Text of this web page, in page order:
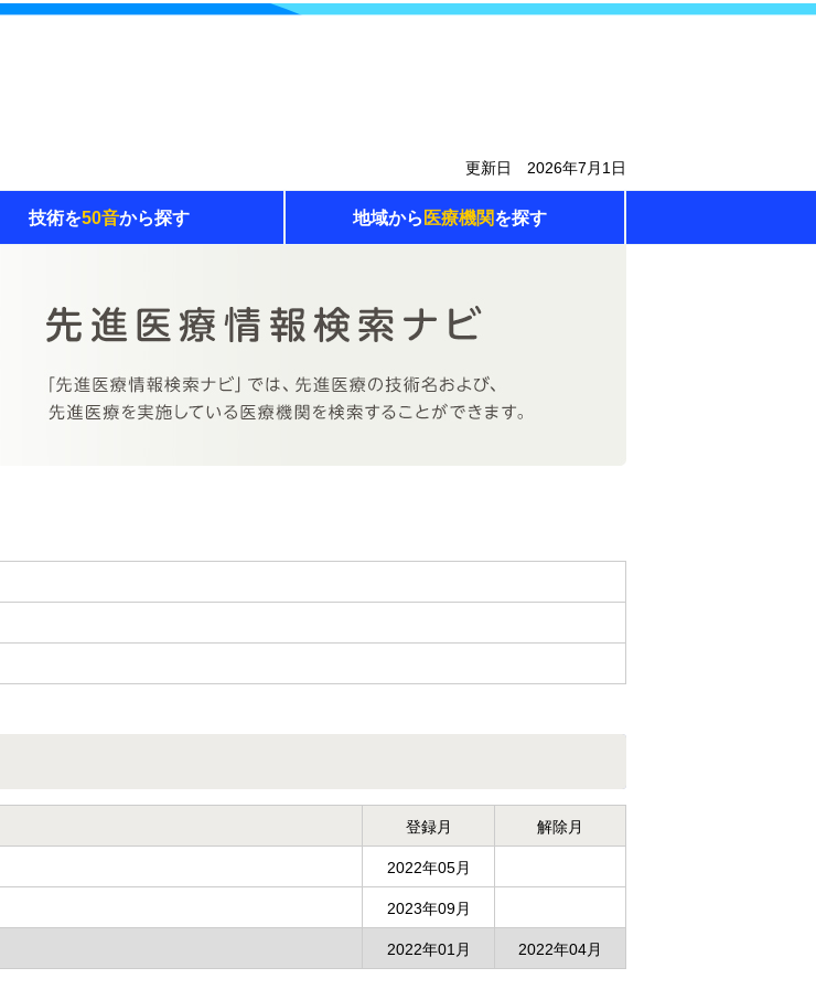
更新日 2026年7月1日
技術を50音から探す 地域から 医療機関を探す
登録月 解除月
2022年05月
2023年09月
2022年01月 2022年04月